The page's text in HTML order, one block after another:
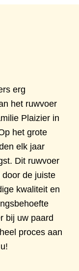
erg
het ruwvoer
Plaizier in
het grote
elk jaar
Dit ruwvoer
de juiste
kwaliteit en
bij uw paard
proces aan